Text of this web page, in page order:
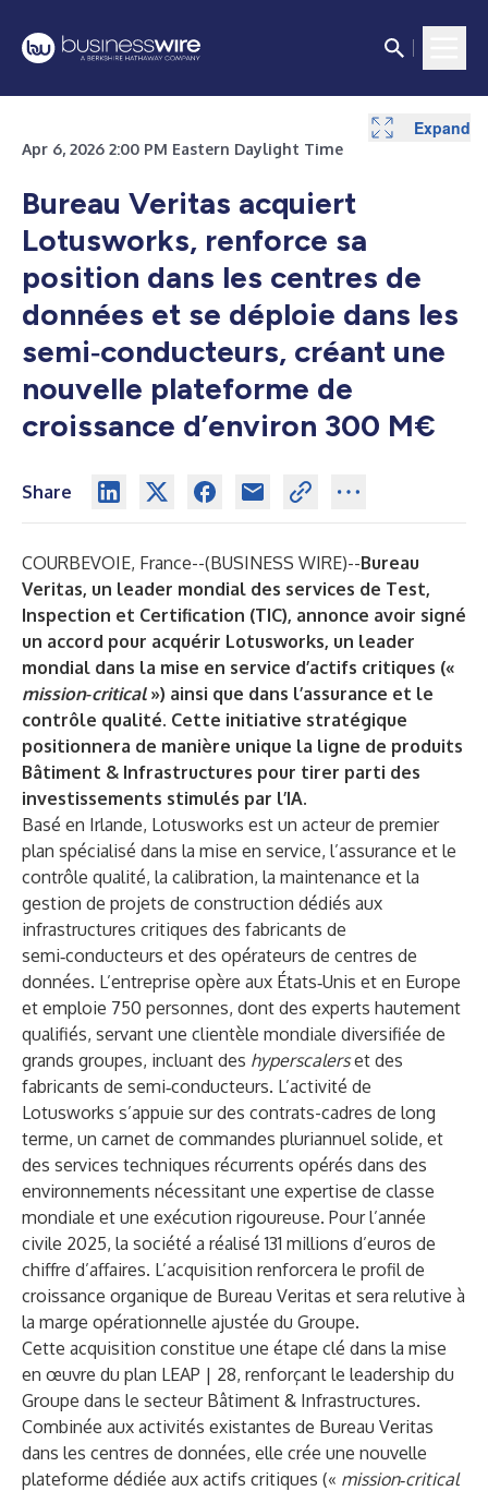
Apr 6, 2026 2:00 PM Eastern Daylight Time
Bureau Veritas acquiert
Lotusworks, renforce sa
position dans les centres de
données et se déploie dans les
semi‑conducteurs, créant une
nouvelle plateforme de
croissance d’environ 300 M€
Share
COURBEVOIE, France--(BUSINESS WIRE)--Bureau
Veritas, un leader mondial des services de Test,
Inspection et Certification (TIC), annonce avoir signé
un accord pour acquérir Lotusworks, un leader
mondial dans la mise en service d’actifs critiques («
mission‑critical») ainsi que dans l’assurance et le
contrôle qualité. Cette initiative stratégique
positionnera de manière unique la ligne de produits
Bâtiment & Infrastructures pour tirer parti des
investissements stimulés par l’IA.
Basé en Irlande, Lotusworks est un acteur de premier
plan spécialisé dans la mise en service, l’assurance et le
contrôle qualité, la calibration, la maintenance et la
gestion de projets de construction dédiés aux
infrastructures critiques des fabricants de
semi‑conducteurs et des opérateurs de centres de
données. L’entreprise opère aux États‑Unis et en Europe
et emploie 750 personnes, dont des experts hautement
qualifiés, servant une clientèle mondiale diversifiée de
grands groupes, incluant des hyperscalerset des
fabricants de semi‑conducteurs. L’activité de
Lotusworks s’appuie sur des contrats-cadres de long
terme, un carnet de commandes pluriannuel solide, et
des services techniques récurrents opérés dans des
environnements nécessitant une expertise de classe
mondiale et une exécution rigoureuse. Pour l’année
civile 2025, la société a réalisé 131 millions d’euros de
chiffre d’affaires. L’acquisition renforcera le profil de
croissance organique de Bureau Veritas et sera relutive à
la marge opérationnelle ajustée du Groupe.
Cette acquisition constitue une étape clé dans la mise
en œuvre du plan LEAP | 28, renforçant le leadership du
Groupe dans le secteur Bâtiment & Infrastructures.
Combinée aux activités existantes de Bureau Veritas
dans les centres de données, elle crée une nouvelle
plateforme dédiée aux actifs critiques (« mission‑critical
Expand